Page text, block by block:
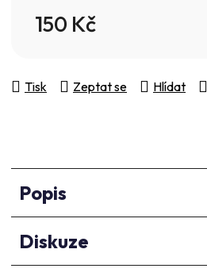
150 Kč
Tisk Zeptat se Hlídat
Popis
Diskuze